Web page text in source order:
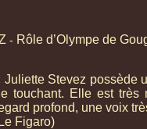
Juliette Stevez possède
touchant. Elle est très
profond, une voix
Figaro)
- Rôle d’Olympe de